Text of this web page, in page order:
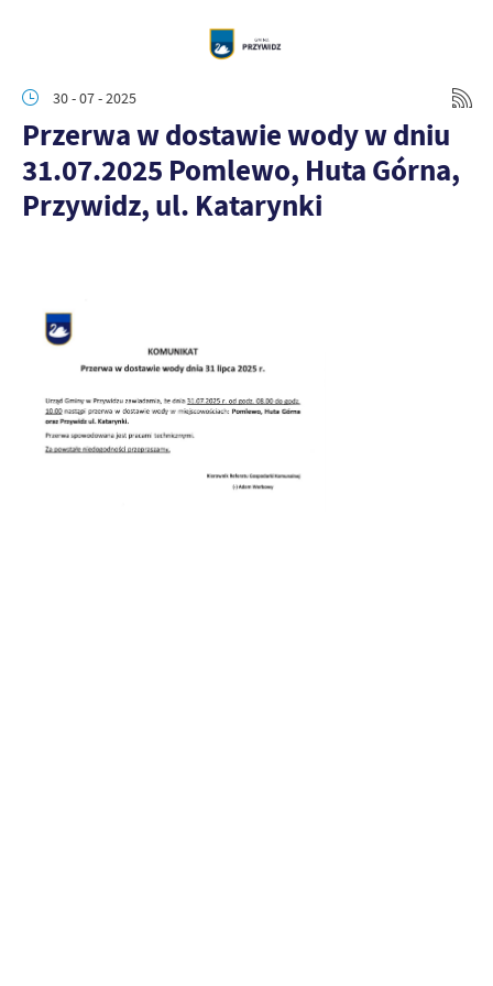
30 - 07 - 2025
Przerwa w dostawie wody w dniu
31.07.2025 Pomlewo, Huta Górna,
Przywidz, ul. Katarynki